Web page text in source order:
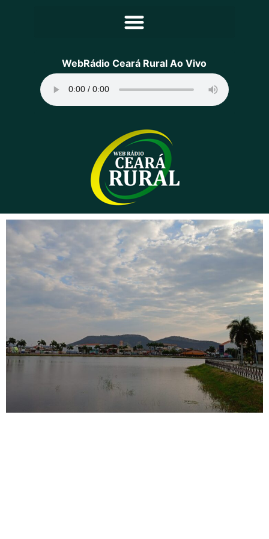
Principal
Programação
Equipe
Contato
Sobre
WebRádio Ceará Rural Ao Vivo